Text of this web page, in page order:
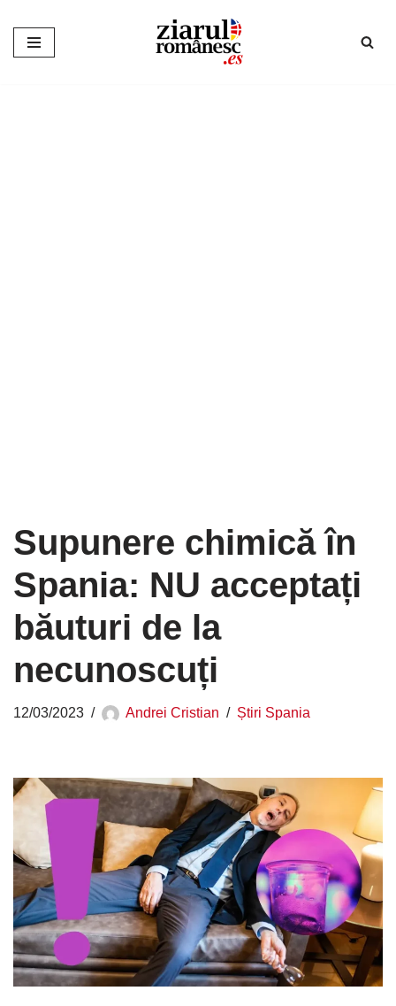
Sari
Supunere chimică în
Spania: NU acceptați
băuturi de la
necunoscuți
12/03/2023 Andrei Cristian Știri Spania